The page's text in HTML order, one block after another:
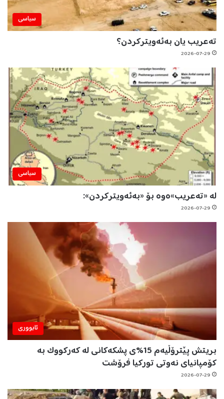
سیاسی
تەعریب یان بەئەویترکردن؟
2026-07-29
سیاسی
لە «تەعریب»ەوە بۆ «بەئەویترکردن»:
2026-07-29
ئابووری
بریتش پێترۆڵیەم 15%ی پشکەکانی لە کەرکووک بە
کۆمپانیای نەوتی تورکیا فرۆشت
2026-07-29